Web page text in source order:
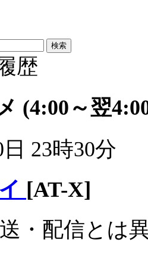
歴
(4:00～翌
23時30分
[AT-X]
・配信とは